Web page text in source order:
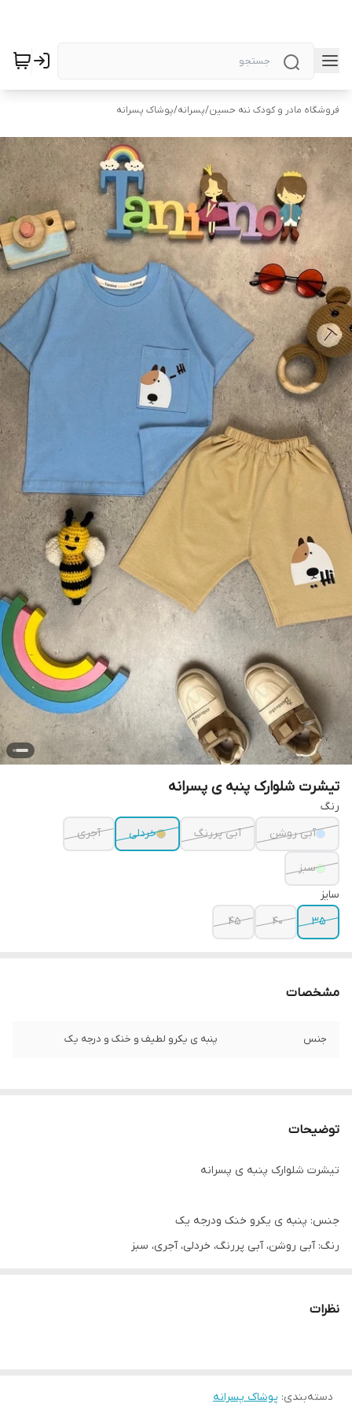
فروشگاه مادر و کودک ننه حسین/پسرانه/پوشاک پسرانه
تیشرت شلوارک پنبه ی پسرانه
رنگ
آبی روشن
آبی پررنگ خردلی آجری
سبز
سایز
۳۵
۴۰ ۴۵
مشخصات
جنس پنبه ی یکرو لطیف و خنک و درجه یک
توضیحات
تیشرت شلوارک پنبه ی پسرانه
جنس: پنبه ی یکرو خنک ودرجه یک
رنگ: آبی روشن، آبی پررنگ، خردلی، آجری، سبز
نظرات
دسته‌بندی: پوشاک پسرانه